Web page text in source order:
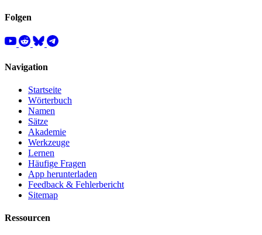
Folgen
Navigation
Startseite
Wörterbuch
Namen
Sätze
Akademie
Werkzeuge
Lernen
Häufige Fragen
App herunterladen
Feedback & Fehlerbericht
Sitemap
Ressourcen